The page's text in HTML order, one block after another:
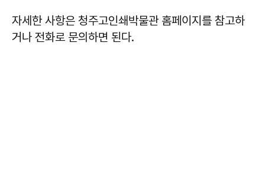
자세한 사항은 청주고인쇄박물관 홈페이지를 참고하
거나 전화로 문의하면 된다.